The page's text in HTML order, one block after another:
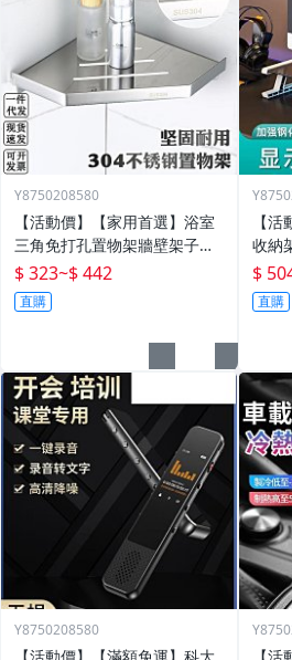
Y8750208580
【活動價】【家用首選】浴室
三角免打孔置物架牆壁架子壁
掛分層置物架衛生間轉角架三
角籃
$ 323~$ 442
直購
【
收納
電腦架
螢幕
$
直購
Y8750208580